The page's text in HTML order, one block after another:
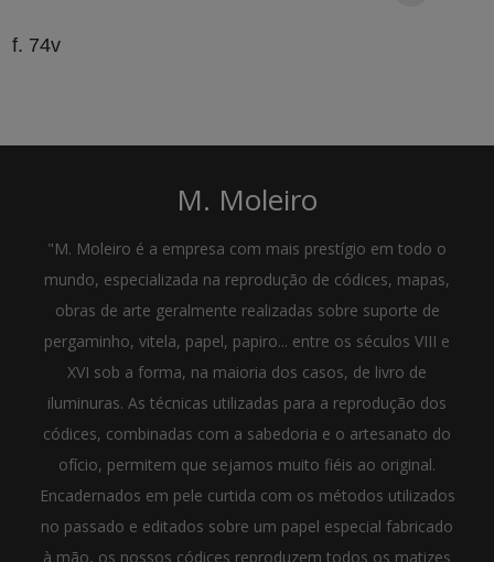
f. 74v
M. Moleiro
"M. Moleiro é a empresa com mais prestígio em todo o
mundo, especializada na reprodução de códices, mapas,
obras de arte geralmente realizadas sobre suporte de
pergaminho, vitela, papel, papiro... entre os séculos VIII e
XVI sob a forma, na maioria dos casos, de livro de
iluminuras. As técnicas utilizadas para a reprodução dos
códices, combinadas com a sabedoria e o artesanato do
ofício, permitem que sejamos muito fiéis ao original.
Encadernados em pele curtida com os métodos utilizados
no passado e editados sobre um papel especial fabricado
à mão, os nossos códices reproduzem todos os matizes